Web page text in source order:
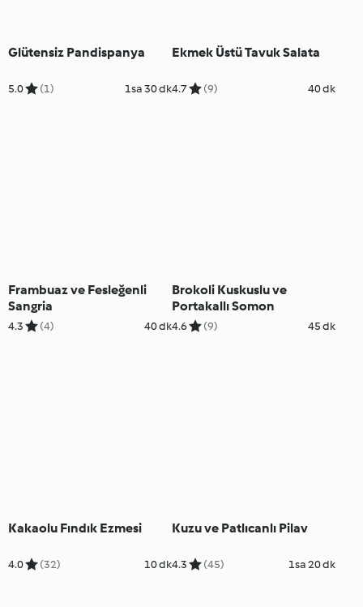
Glütensiz Pandispanya
5.0 (1) 1sa 30 dk
Ekmek Üstü Tavuk Salata
4.7 (9) 40 dk
Frambuaz ve Fesleğenli
Sangria
4.3 (4) 40 dk
Brokoli Kuskuslu ve
Portakallı Somon
4.6 (9) 45 dk
Kakaolu Fındık Ezmesi
4.0 (32) 10 dk
Kuzu ve Patlıcanlı Pilav
4.3 (45) 1sa 20 dk